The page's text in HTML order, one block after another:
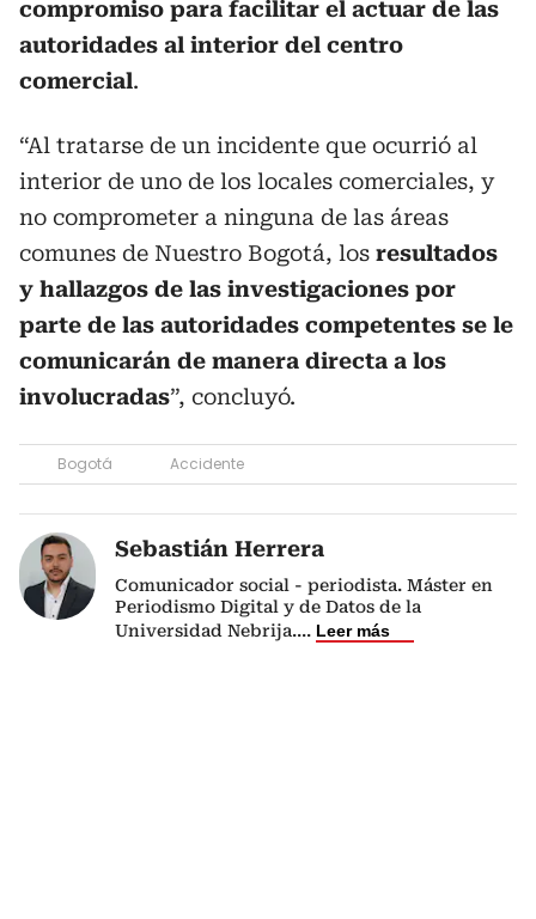
compromiso para facilitar el actuar de las
autoridades al interior del centro
comercial.
“Al tratarse de un incidente que ocurrió al
interior de uno de los locales comerciales, y
no comprometer a ninguna de las áreas
comunes de Nuestro Bogotá, los resultados
y hallazgos de las investigaciones por
parte de las autoridades competentes se le
comunicarán de manera directa a los
involucradas”, concluyó.
Bogotá Accidente
Sebastián Herrera
Comunicador social - periodista. Máster en
Periodismo Digital y de Datos de la
Universidad Nebrija.... Leer más